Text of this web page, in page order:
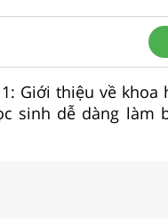
Giới thiệu về khoa
sinh dễ dàng làm